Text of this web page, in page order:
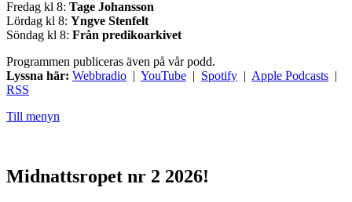
Fredag kl 8: Tage Johansson
Lördag kl 8: Yngve Stenfelt
Söndag kl 8: Från predikoarkivet
Programmen publiceras även på vår podd.
Lyssna här: Webbradio | YouTube | Spotify | Apple Podcasts |
RSS
Till menyn
Midnattsropet nr 2 2026!